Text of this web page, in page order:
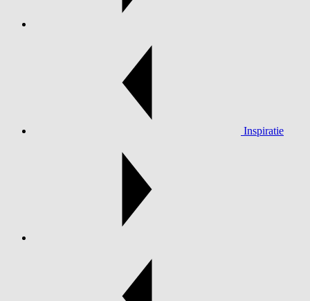
Inspiratie